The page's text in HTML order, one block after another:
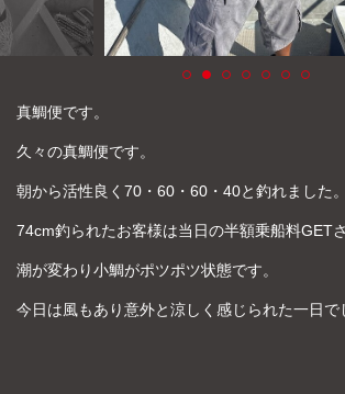
真鯛便です。
久々の真鯛便です。
朝から活性良く70・60・60・40と釣れました。
74cm釣られたお客様は当日の半額乗船料GET
潮が変わり小鯛がポツポツ状態です。
今日は風もあり意外と涼しく感じられた一日で